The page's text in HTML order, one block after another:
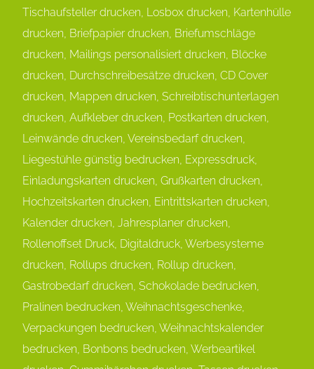
Tischaufsteller drucken, Losbox drucken, Kartenhülle
drucken, Briefpapier drucken, Briefumschläge
drucken, Mailings personalisiert drucken, Blöcke
drucken, Durchschreibesätze drucken, CD Cover
drucken, Mappen drucken, Schreibtischunterlagen
drucken, Aufkleber drucken, Postkarten drucken,
Leinwände drucken, Vereinsbedarf drucken,
Liegestühle günstig bedrucken, Expressdruck,
Einladungskarten drucken, Grußkarten drucken,
Hochzeitskarten drucken, Eintrittskarten drucken,
Kalender drucken, Jahresplaner drucken,
Rollenoffset Druck, Digitaldruck, Werbesysteme
drucken, Rollups drucken, Rollup drucken,
Gastrobedarf drucken, Schokolade bedrucken,
Pralinen bedrucken, Weihnachtsgeschenke,
Verpackungen bedrucken, Weihnachtskalender
bedrucken, Bonbons bedrucken, Werbeartikel